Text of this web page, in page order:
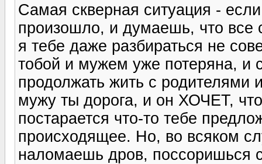
Самая скверная ситуация -
произошло, и думаешь, что все
я тебе даже разбираться не
тобой и мужем уже потеряна, и
продолжать жить с родителями
мужу ты дорога, и он ХОЧЕТ,
постарается что-то тебе
происходящее. Но, во всяком
наломаешь дров, поссоришься